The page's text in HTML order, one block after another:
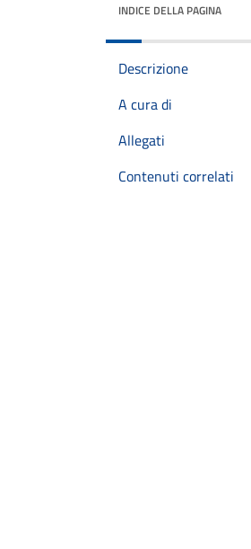
INDICE DELLA PAGINA
Descrizione
A cura di
Allegati
Contenuti correlati